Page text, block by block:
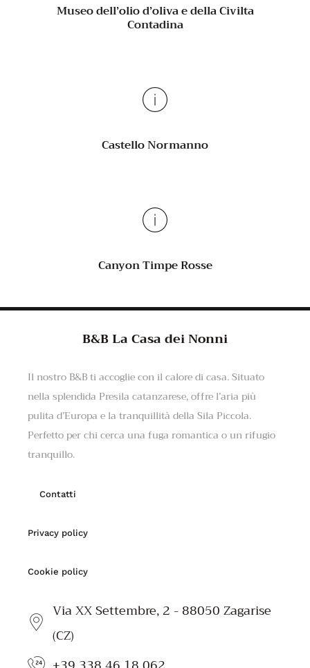
Museo dell’olio d’oliva e della Civilta
Contadina
Castello Normanno
Canyon Timpe Rosse
B&B La Casa dei Nonni
Il nostro B&B ti accoglie con il calore di casa. Situato
nella splendida Presila catanzarese, offre l’aria più
pulita d’Europa e la tranquillità della Sila Piccola.
Perfetto per chi cerca una fuga romantica o un rifugio
tranquillo.
Contatti
Privacy policy
Cookie policy
Via XX Settembre, 2 - 88050 Zagarise
(CZ)